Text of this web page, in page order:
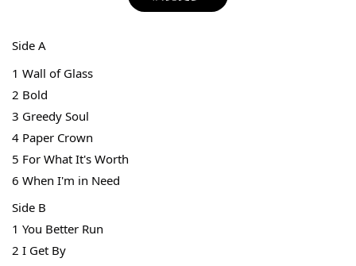
THT 九週年紀念 T-shirt
NT$ 780
NT$ 880
Side A
1 Wall of Glass
2 Bold
3 Greedy Soul
4 Paper Crown
5 For What It's Worth
6 When I'm in Need
Side B
1 You Better Run
2 I Get By